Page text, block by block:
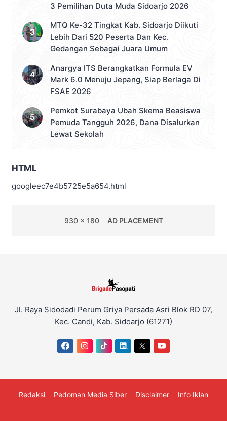
3 Pemilihan Duta Muda Sidoarjo 2026
MTQ Ke-32 Tingkat Kab. Sidoarjo Diikuti
Lebih Dari 520 Peserta Dan Kec.
Gedangan Sebagai Juara Umum
Anargya ITS Berangkatkan Formula EV
Mark 6.0 Menuju Jepang, Siap Berlaga Di
FSAE 2026
Pemkot Surabaya Ubah Skema Beasiswa
Pemuda Tangguh 2026, Dana Disalurkan
Lewat Sekolah
HTML
googleec7e4b5725e5a654.html
930 x 180 AD PLACEMENT
Jl. Raya Sidodadi Perum Griya Persada Asri Blok RD 07,
Kec. Candi, Kab. Sidoarjo (61271)
Redaksi Pedoman Media Siber Disclaimer Info Iklan